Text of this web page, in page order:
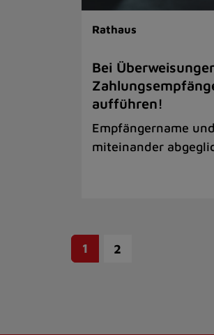
Rathaus
Bei
aufführen!
Empfängername
miteinander
1 2